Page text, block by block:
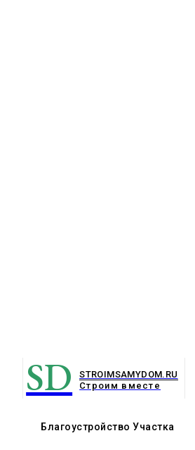
SD
STROIMSAMYDOM.RU
Строим вместе
Благоустройство Участка